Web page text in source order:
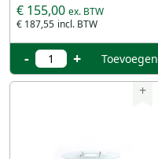
€ 187,55
€ 155,00
- + Toevoegen
+